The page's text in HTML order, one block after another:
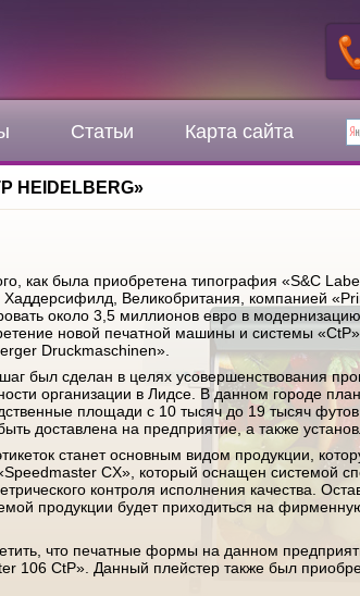
Статьи Карта сайта
HEIDELBERG»
как была приобретена типография «S&C
Хаддерсифилд, Великобритания, компанией
около 3,5 миллионов евро в
новой печатной машины и системы
Druckmaschinen».
был сделан в целях усовершенствования
организации в Лидсе. В данном городе
площади с 10 тысяч до 19 тысяч
доставлена на предприятие, а также
станет основным видом продукции,
CX», который оснащен системой
контроля исполнения качества.
продукции будет приходиться на
что печатные формы на данном
106 CtP». Данный плейстер также был